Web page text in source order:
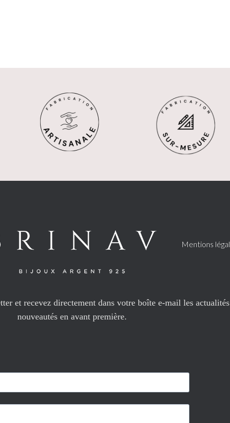
Mentions
et recevez directement dans votre boîte e-mail les
nouveautés en avant première.